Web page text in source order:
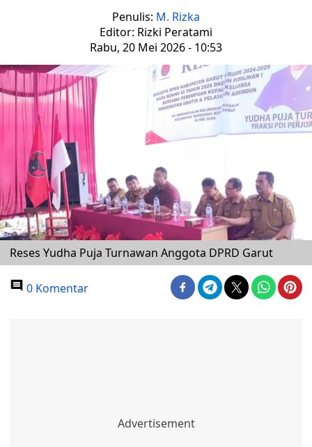
Penulis: M. Rizka
Editor: Rizki Peratami
Rabu, 20 Mei 2026 - 10:53
Reses Yudha Puja Turnawan Anggota DPRD Garut
0 Komentar